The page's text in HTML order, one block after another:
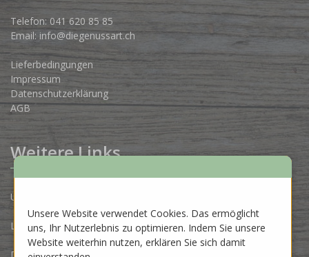
Telefon: 041 620 85 85
Email: info@diegenussart.ch
Lieferbedingungen
Impressum
Datenschutzerklärung
AGB
Weitere Links
Unsere Produzenten
Lose Ware Konzept
Unsere Website verwendet Cookies. Das ermöglicht
uns, Ihr Nutzerlebnis zu optimieren. Indem Sie unsere
Website weiterhin nutzen, erklären Sie sich damit